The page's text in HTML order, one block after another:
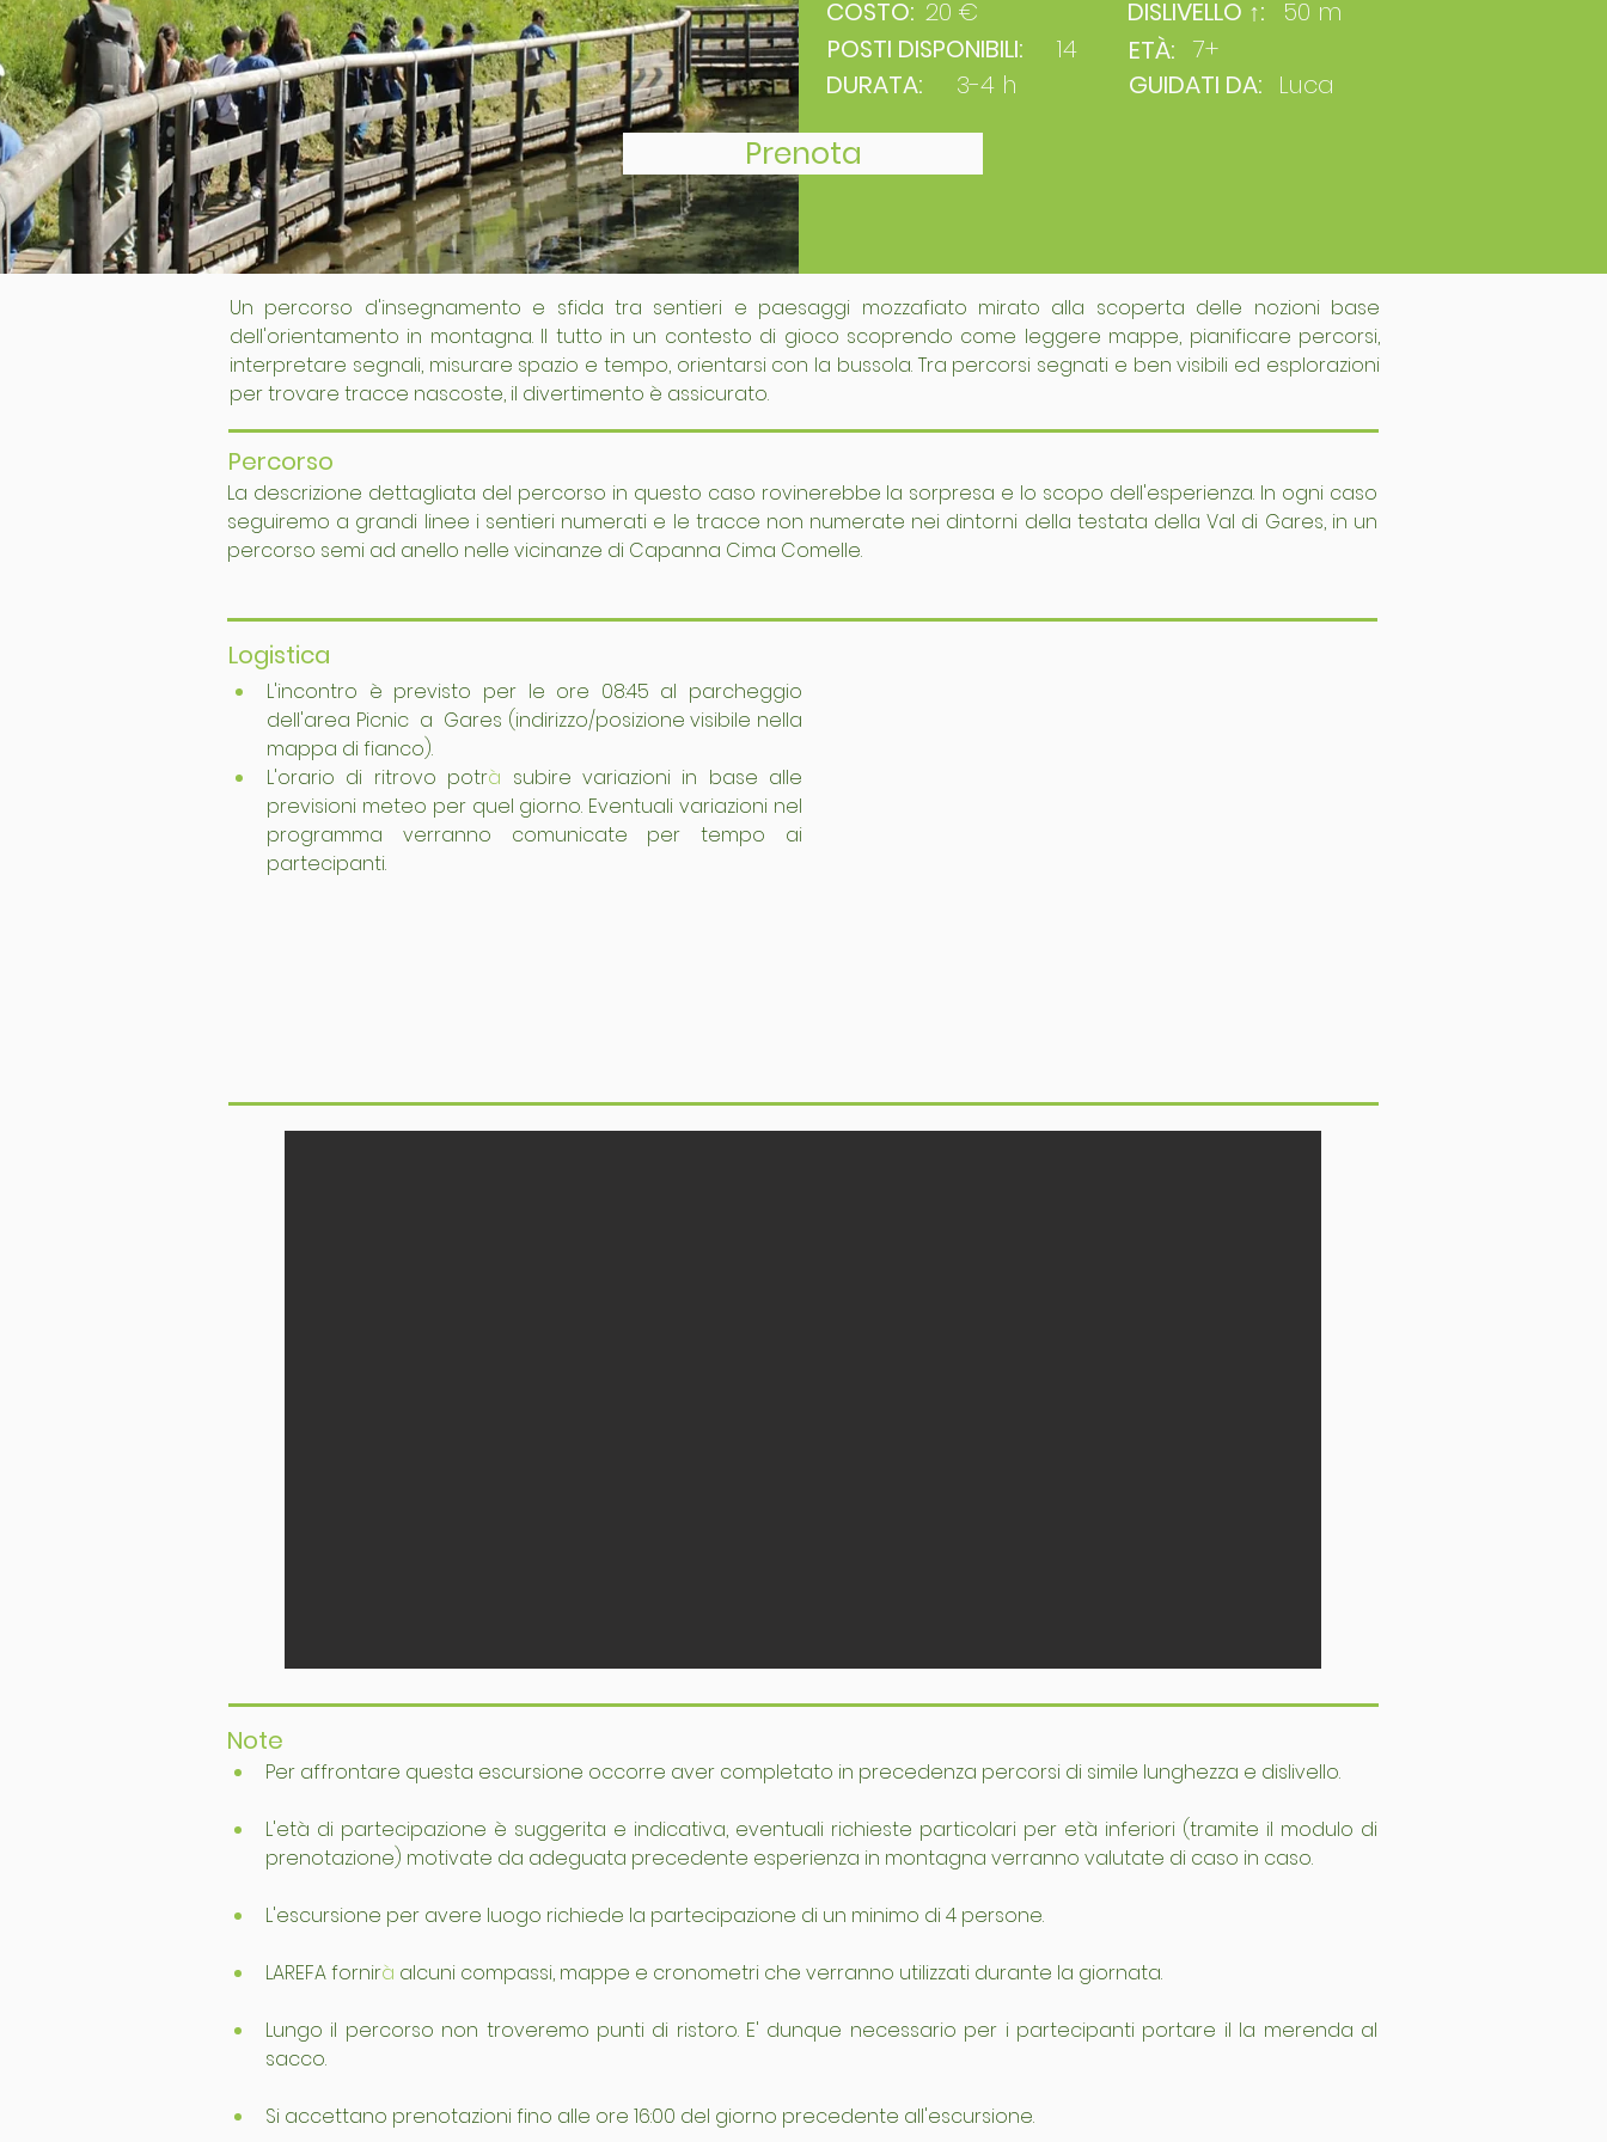
DISLIVELLO ↑:
50 m
POSTI DISPONIBILI:
20 €
ETÀ: 7+
14
DURATA:
3-4 h
COSTO:
GUIDATI DA: Luca
Prenota
Un percorso d'insegnamento e sfida tra sentieri e paesaggi mozzafiato mirato alla scoperta delle nozioni base
dell'orientamento in montagna. Il tutto in un contesto di gioco scoprendo come leggere mappe, pianificare percorsi,
interpretare segnali, misurare spazio e tempo, orientarsi con la bussola. Tra percorsi segnati e ben visibili ed esplorazioni
per trovare tracce nascoste, il divertimento è assicurato.
Percorso
La descrizione dettagliata del percorso in questo caso rovinerebbe la sorpresa e lo scopo dell'esperienza. In ogni caso
seguiremo a grandi linee i sentieri numerati e le tracce non numerate nei dintorni della testata della Val di Gares, in un
percorso semi ad anello nelle vicinanze di Capanna Cima Comelle.
Logistica
L'incontro è previsto per le ore 08:45 al parcheggio
dell'area Picnic  a  Gares (indirizzo/posizione visibile nella
mappa di fianco).
L'orario di ritrovo potrà subire variazioni in base alle
previsioni meteo per quel giorno. Eventuali variazioni nel
programma verranno comunicate per tempo ai
partecipanti.
Note
Per affrontare questa escursione occorre aver completato in precedenza percorsi di simile lunghezza e dislivello.
L'età di partecipazione è suggerita e indicativa, eventuali richieste particolari per età inferiori (tramite il modulo di
prenotazione) motivate da adeguata precedente esperienza in montagna verranno valutate di caso in caso.
L'escursione per avere luogo richiede la partecipazione di un minimo di 4 persone.
LAREFA fornirà alcuni compassi, mappe e cronometri che verranno utilizzati durante la giornata.
Lungo il percorso non troveremo punti di ristoro. E' dunque necessario per i partecipanti portare il la merenda al
sacco.
Si accettano prenotazioni fino alle ore 16:00 del giorno precedente all'escursione.